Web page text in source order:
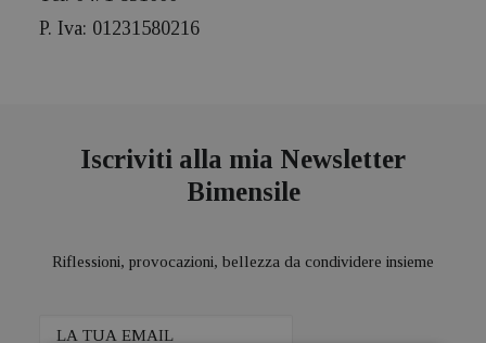
P. Iva: 01231580216
Iscriviti alla mia Newsletter
Bimensile
Riflessioni, provocazioni, bellezza da condividere insieme